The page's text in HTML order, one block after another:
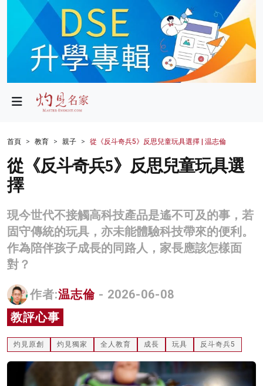
政局
財經
生活
健康
商業
科技
影片
灼見活動
關於我們
首頁 教育 親子 從《反斗奇兵5》反思兒童玩具選擇 | 温志倫
從《反斗奇兵5》反思兒童玩具選
擇
現今世代不接觸高科技產品是遙不可及的事，若
固守傳統的玩具，亦未能體驗科技帶來的便利。
作為陪伴孩子成長的同路人，家長應該怎樣面
對？
作者:温志倫 - 2026-06-08
教評心事
灼見原創 灼見獨家 全人教育 成長 玩具 反斗奇兵5